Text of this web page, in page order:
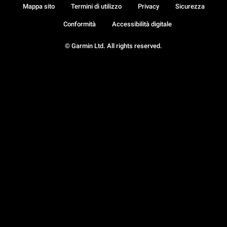
© Garmin Ltd. All rights reserved.
Mappa sito Termini di utilizzo Privacy Sicurezza
Conformità Accessibilità digitale